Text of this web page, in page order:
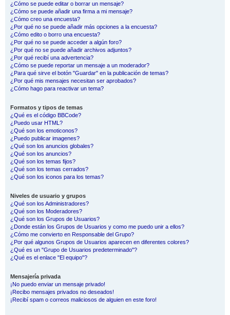
¿Cómo se puede editar o borrar un mensaje?
¿Cómo se puede añadir una firma a mi mensaje?
¿Cómo creo una encuesta?
¿Por qué no se puede añadir más opciones a la encuesta?
¿Cómo edito o borro una encuesta?
¿Por qué no se puede acceder a algún foro?
¿Por qué no se puede añadir archivos adjuntos?
¿Por qué recibí una advertencia?
¿Cómo se puede reportar un mensaje a un moderador?
¿Para qué sirve el botón "Guardar" en la publicación de temas?
¿Por qué mis mensajes necesitan ser aprobados?
¿Cómo hago para reactivar un tema?
Formatos y tipos de temas
¿Qué es el código BBCode?
¿Puedo usar HTML?
¿Qué son los emoticonos?
¿Puedo publicar imagenes?
¿Qué son los anuncios globales?
¿Qué son los anuncios?
¿Qué son los temas fijos?
¿Qué son los temas cerrados?
¿Qué son los iconos para los temas?
Niveles de usuario y grupos
¿Qué son los Administradores?
¿Qué son los Moderadores?
¿Qué son los Grupos de Usuarios?
¿Donde están los Grupos de Usuarios y como me puedo unir a ellos?
¿Cómo me convierto en Responsable del Grupo?
¿Por qué algunos Grupos de Usuarios aparecen en diferentes colores?
¿Qué es un "Grupo de Usuarios predeterminado"?
¿Qué es el enlace "El equipo"?
Mensajería privada
¡No puedo enviar un mensaje privado!
¡Recibo mensajes privados no deseados!
¡Recibí spam o correos maliciosos de alguien en este foro!